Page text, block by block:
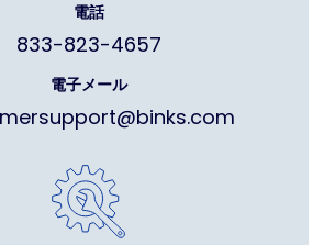
電話
833-823-4657
電子メール